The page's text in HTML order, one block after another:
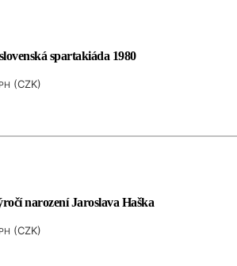
spartakiáda 1980
(CZK)
narození Jaroslava Haška
(CZK)